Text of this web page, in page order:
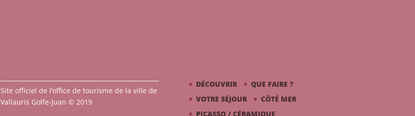
Site officiel de l’office de tourisme de la ville de
Vallauris Golfe-Juan © 2019
DÉCOUVRIR
QUE FAIRE ?
VOTRE SÉJOUR
CÔTÉ MER
PICASSO / CÉRAMIQUE